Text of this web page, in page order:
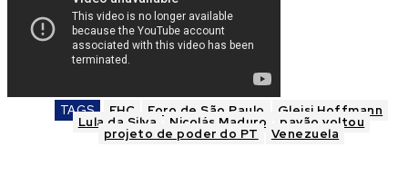
TAGS FHC Foro de São Paulo Gleisi Hoffmann
Lula da Silva Nicolás Maduro pavão voltou
projeto de poder do PT Venezuela